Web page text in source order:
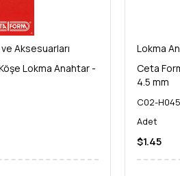
Aksesuarları
Lokma Anahtar -
Lokma
Ceta
4.5 mm
C02-H045
Adet
$1.45